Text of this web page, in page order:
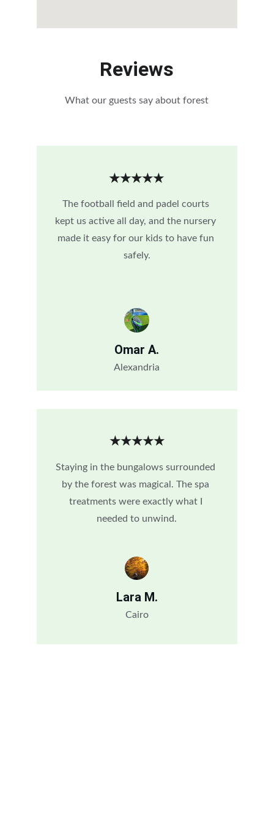
Reviews
What our guests say about forest
Staying in the bungalows surrounded
by the forest was magical. The spa
treatments were exactly what I
needed to unwind.
Lara M.
Cairo
The football field and padel courts
kept us active all day, and the nursery
made it easy for our kids to have fun
safely.
Omar A.
Alexandria
★★★★★
★★★★★